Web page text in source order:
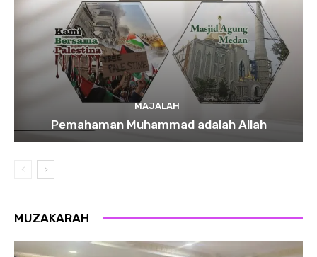
MAJALAH
Pemahaman Muhammad adalah Allah
MUZAKARAH